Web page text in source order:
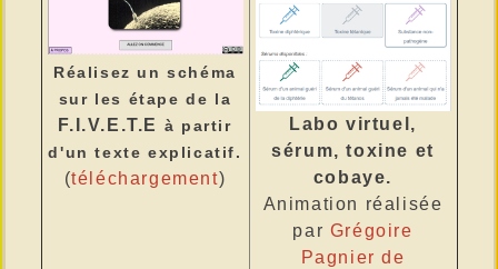
Réalisez un schéma
sur les étape de la
F.I.V.E.T.E à partir
d'un texte explicatif.
(téléchargement)
Labo virtuel,
sérum, toxine et
cobaye.
Animation réalisée
par Grégoire
Pagnier de